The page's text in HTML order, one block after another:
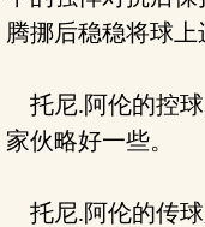
腾挪后稳稳将球上
托尼.阿伦的控
家伙略好一些。
托尼.阿伦的传球